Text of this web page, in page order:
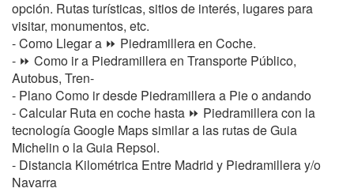
opción. Rutas turísticas, sitios de interés, lugares para
visitar, monumentos, etc.
- Como Llegar a ⏩ Piedramillera en Coche.
- ⏩ Como ir a Piedramillera en Transporte Público,
Autobus, Tren-
- Plano Como ir desde Piedramillera a Pie o andando
- Calcular Ruta en coche hasta ⏩ Piedramillera con la
tecnología Google Maps similar a las rutas de Guia
Michelin o la Guia Repsol.
- Distancia Kilométrica Entre Madrid y Piedramillera y/o
Navarra